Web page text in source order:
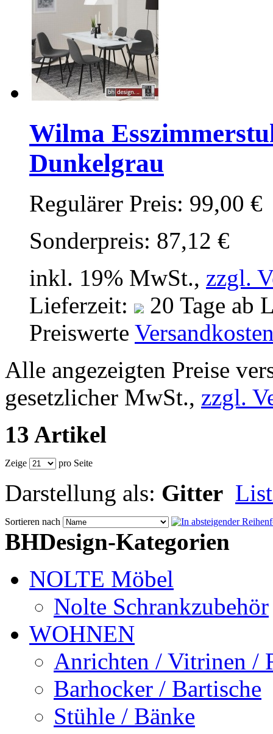
Wilma
Dunkelgrau
Regulärer Preis: 99,00 €
Sonderpreis: 87,12 €
inkl. 19% MwSt., zzgl.
Lieferzeit:
20 Tage ab
Preiswerte
Alle angezeigten Preise
gesetzlicher MwSt., zzgl.
13 Artikel
Zeige pro Seite
Darstellung als: Gitter
Sortieren nach
BHDesign-Kategorien
NOLTE Möbel
Nolte Schrankzubehör
WOHNEN
Anrichten / Vitrinen /
Barhocker / Bartische
Stühle / Bänke